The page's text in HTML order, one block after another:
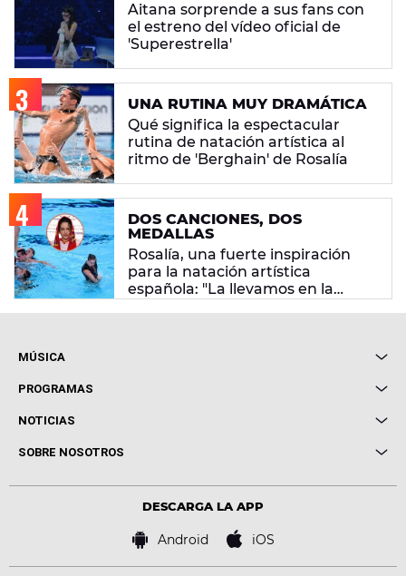
Aitana sorprende a sus fans con
el estreno del vídeo oficial de
'Superestrella'
UNA RUTINA MUY DRAMÁTICA
Qué significa la espectacular
rutina de natación artística al
ritmo de 'Berghain' de Rosalía
DOS CANCIONES, DOS
MEDALLAS
Rosalía, una fuerte inspiración
para la natación artística
española: "La llevamos en la
MÚSICA
Local de Ensayo Europa FM
Conciertos
PROGRAMAS
Cuerpos especiales
Locutores Europa FM
NOTICIAS
Cine y Televisión
Virales
SOBRE NOSOTROS
Bases de concursos
DESCARGA LA APP
Android iOS